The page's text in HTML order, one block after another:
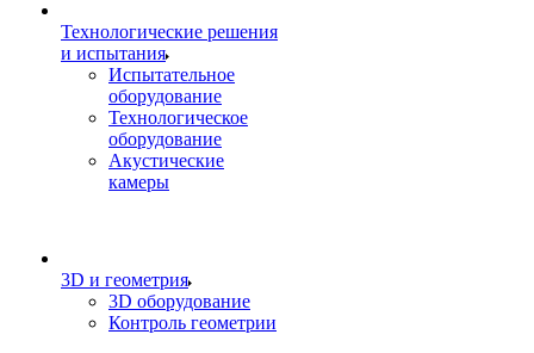
Технологические решения
и испытания
Испытательное
оборудование
Технологическое
оборудование
Акустические
камеры
3D и геометрия
3D оборудование
Контроль геометрии